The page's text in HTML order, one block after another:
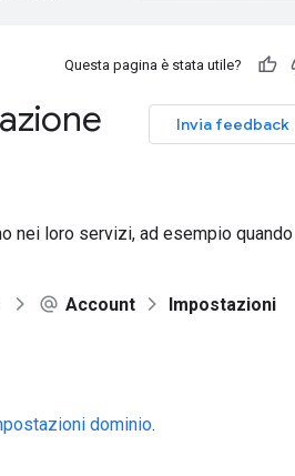
Questa pagina è stata utile?
Invia feedback
nei loro servizi, ad esempio quando
Account
Impostazioni
dominio.